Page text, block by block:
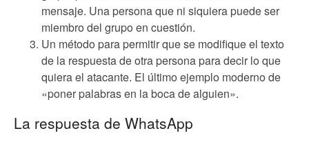
mensaje. Una persona que ni siquiera puede ser
miembro del grupo en cuestión.
Un método para permitir que se modifique el texto
de la respuesta de otra persona para decir lo que
quiera el atacante. El último ejemplo moderno de
«poner palabras en la boca de alguien».
La respuesta de WhatsApp